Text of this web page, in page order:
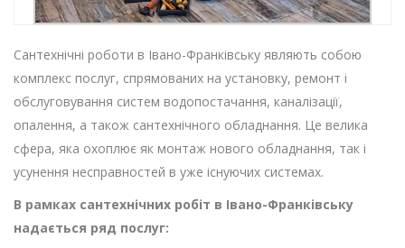
Сантехнічні роботи в Івано-Франківську являють собою
комплекс послуг, спрямованих на установку, ремонт і
обслуговування систем водопостачання, каналізації,
опалення, а також сантехнічного обладнання. Це велика
сфера, яка охоплює як монтаж нового обладнання, так і
усунення несправностей в уже існуючих системах.
В рамках сантехнічних робіт в Івано-Франківську
надається ряд послуг: